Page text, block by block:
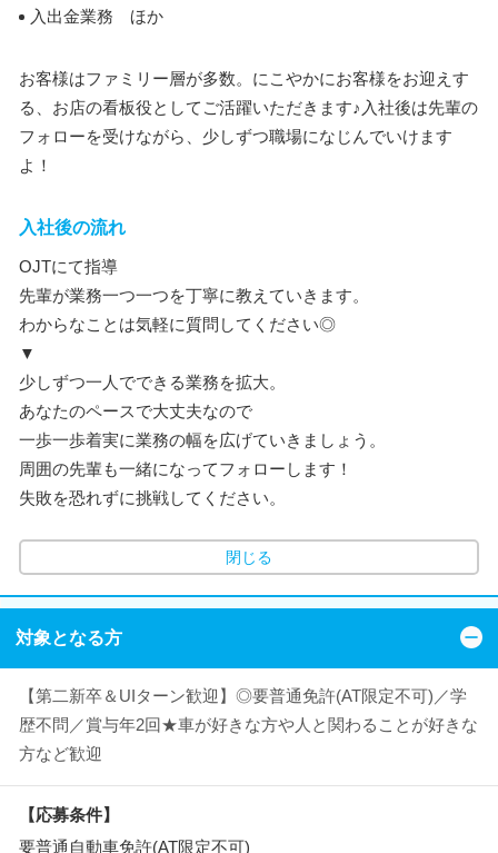
入出金業務 ほか
お客様はファミリー層が多数。にこやかにお客様をお迎えす
る、お店の看板役としてご活躍いただきます♪入社後は先輩の
フォローを受けながら、少しずつ職場になじんでいけます
よ！
入社後の流れ
OJTにて指導
先輩が業務一つ一つを丁寧に教えていきます。
わからなことは気軽に質問してください◎
▼
少しずつ一人でできる業務を拡大。
あなたのペースで大丈夫なので
一歩一歩着実に業務の幅を広げていきましょう。
周囲の先輩も一緒になってフォローします！
失敗を恐れずに挑戦してください。
閉じる
対象となる方
【第二新卒＆UIターン歓迎】◎要普通免許(AT限定不可)／学
歴不問／賞与年2回★車が好きな方や人と関わることが好きな
方など歓迎
【応募条件】
要普通自動車免許(AT限定不可)